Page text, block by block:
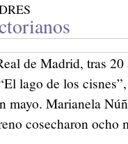
de Madrid, tras 20
lago de los
mayo. Marianela
cosecharon ocho